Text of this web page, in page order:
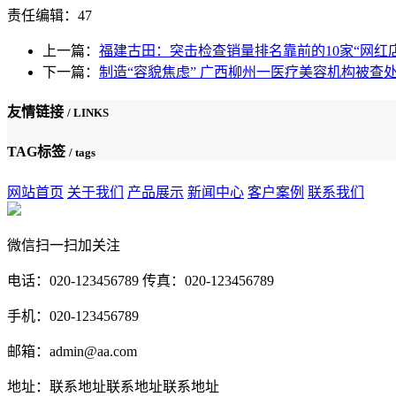
责任编辑：47
上一篇： 福建古田：突击检查销量排名靠前的10家“网红
下一篇： 制造“容貌焦虑” 广西柳州一医疗美容机构被查
友情链接 / LINKS
TAG标签 / tags
网站首页 关于我们 产品展示 新闻中心 客户案例 联系我们
微信扫一扫加关注
电话：020-123456789 传真：020-123456789
手机：020-123456789
邮箱：admin@aa.com
地址：联系地址联系地址联系地址